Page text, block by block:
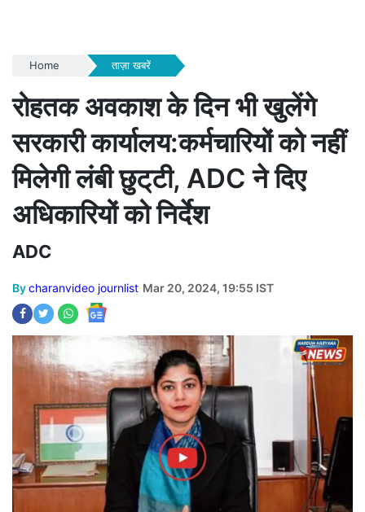
Home ताज़ा खबरें
रोहतक अवकाश के दिन भी खुलेंगे
सरकारी कार्यालय:कर्मचारियों को नहीं
मिलेगी लंबी छुट्‌टी, ADC ने दिए
अधिकारियों को निर्देश
ADC
Bycharanvideo journlist Mar 20, 2024, 19:55 IST